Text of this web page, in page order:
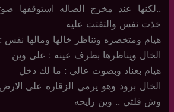
..لكنها عند مخرج الصاله استوقفها
خذت نفس والتفتت عليه
هيام ومتخصره وتناظر خالها ومالها نفس
الخال ويناظرها بطرف عينه : على وين
هيام بعناد وبصوت عالي : ما لك دخل
الخال برود وهو يرمي الزقاره على
وش قلتي .. وين رايحه